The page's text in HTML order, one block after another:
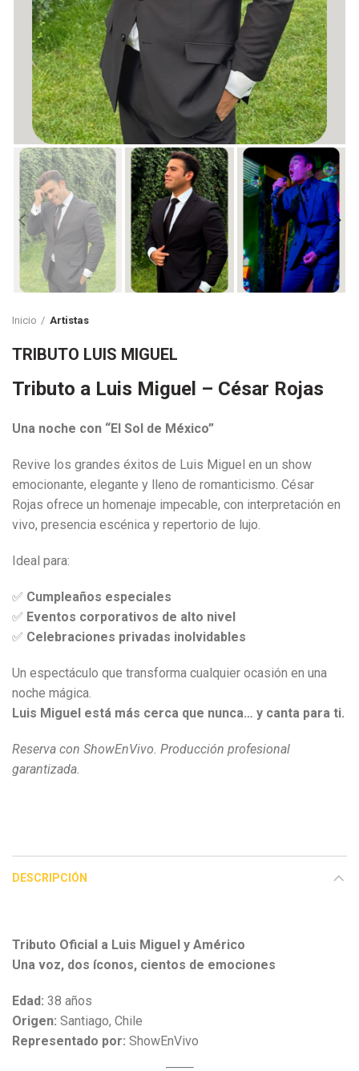
Inicio Artistas
TRIBUTO LUIS MIGUEL
Tributo a Luis Miguel – César Rojas
Una noche con “El Sol de México”
Revive los grandes éxitos de Luis Miguel en un show
emocionante, elegante y lleno de romanticismo. César
Rojas ofrece un homenaje impecable, con interpretación en
vivo, presencia escénica y repertorio de lujo.
Ideal para:
✅ Cumpleaños especiales
✅ Eventos corporativos de alto nivel
✅ Celebraciones privadas inolvidables
Un espectáculo que transforma cualquier ocasión en una
noche mágica.
Luis Miguel está más cerca que nunca… y canta para ti.
Reserva con ShowEnVivo. Producción profesional
garantizada.
DESCRIPCIÓN
Tributo Oficial a Luis Miguel y Américo
Una voz, dos íconos, cientos de emociones
Edad: 38 años
Origen: Santiago, Chile
Representado por: ShowEnVivo